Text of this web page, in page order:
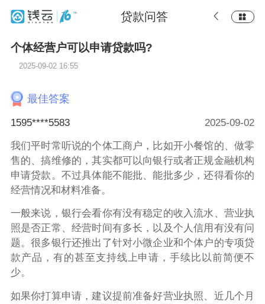
贷款问答
个体经营户可以申请贷款吗?
2025-09-02 16:55
最佳答案
1595****5583 2025-09-02
我们平时常听说的个体工商户，比如开小餐馆的、做零
售的、搞维修的，其实都可以向银行或者正规金融机构
申请贷款。不过具体能不能批、能批多少，还得看你的
经营情况和材料准备。
一般来说，银行会看你有没有稳定的收入流水、营业执
照是否正常、经营时间有多长，以及个人信用有没有问
题。很多银行还推出了针对小微企业和个体户的专项贷
款产品，有的甚至支持线上申请，手续比以前简便不
少。
如果你打算申请，建议提前准备好营业执照、近几个月